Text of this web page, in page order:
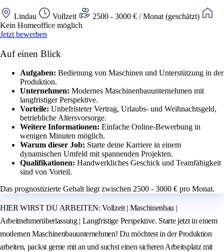
Lindau Vollzeit
2500 - 3000 € / Monat (geschätzt)
Kein Homeoffice möglich
Jetzt bewerben
Auf einen Blick
Aufgaben: Bedienung von Maschinen und Unterstützung in der
Produktion.
Unternehmen: Modernes Maschinenbauunternehmen mit
langfristiger Perspektive.
Vorteile: Unbefristeter Vertrag, Urlaubs- und Weihnachtsgeld,
betriebliche Altersvorsorge.
Weitere Informationen: Einfache Online-Bewerbung in
wenigen Minuten möglich.
Warum dieser Job: Starte deine Karriere in einem
dynamischen Umfeld mit spannenden Projekten.
Qualifikationen: Handwerkliches Geschick und Teamfähigkeit
sind von Vorteil.
Das prognostizierte Gehalt liegt zwischen 2500 - 3000 € pro Monat.
HIER WIRST DU ARBEITEN: Vollzeit | Maschinenbau |
Arbeitnehmerüberlassung | Langfristige Perspektive. Starte jetzt in einem
modernen Maschinenbauunternehmen! Du möchtest in der Produktion
arbeiten, packst gerne mit an und suchst einen sicheren Arbeitsplatz mit